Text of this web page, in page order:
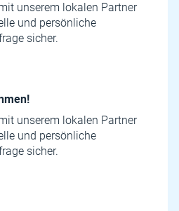
unserem lokalen Partner
und persönliche
sicher.
unserem lokalen Partner
und persönliche
sicher.